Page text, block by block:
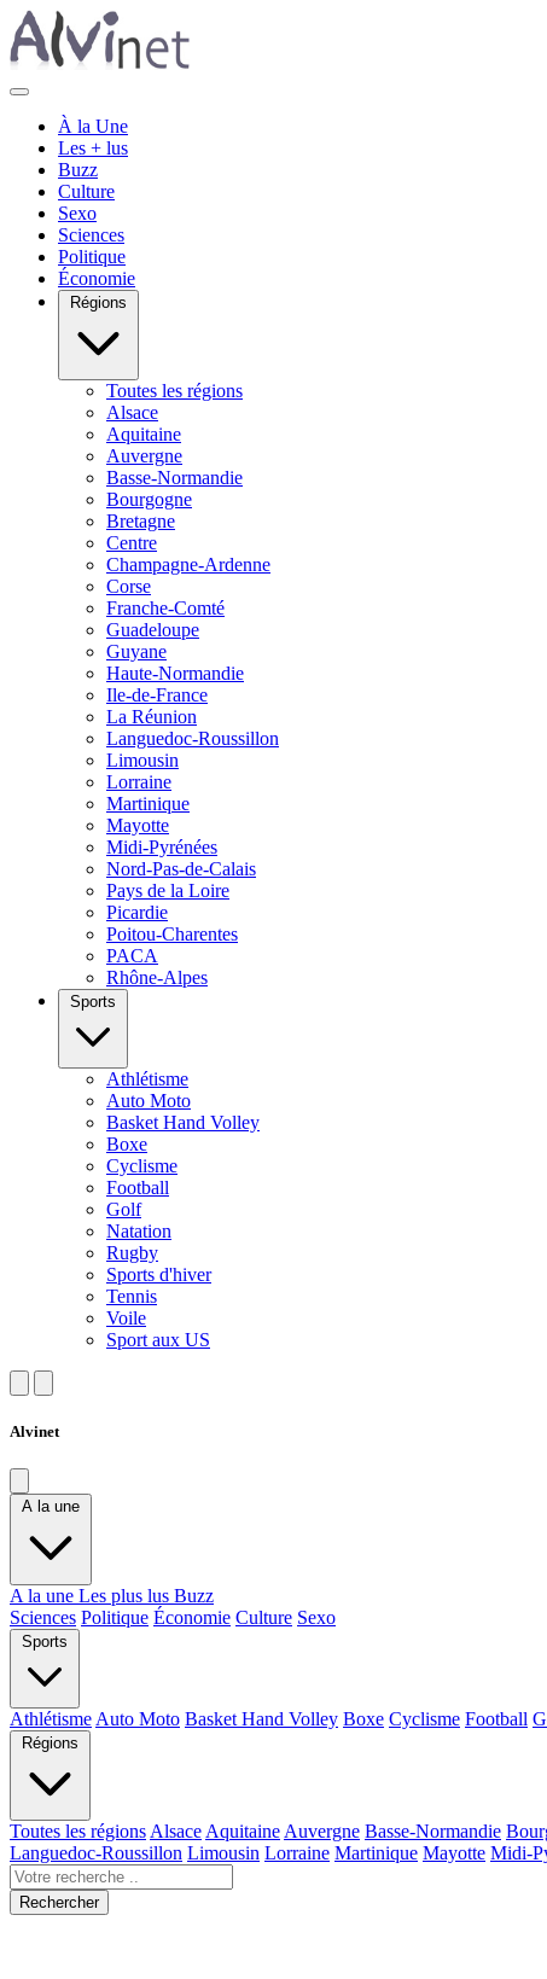
À la Une
Les + lus
Buzz
Culture
Sexo
Sciences
Politique
Économie
Régions
Toutes les régions
Alsace
Aquitaine
Auvergne
Basse-Normandie
Bourgogne
Bretagne
Centre
Champagne-Ardenne
Corse
Franche-Comté
Guadeloupe
Guyane
Haute-Normandie
Ile-de-France
La Réunion
Languedoc-Roussillon
Limousin
Lorraine
Martinique
Mayotte
Midi-Pyrénées
Nord-Pas-de-Calais
Pays de la Loire
Picardie
Poitou-Charentes
PACA
Rhône-Alpes
Sports
Athlétisme
Auto Moto
Basket Hand Volley
Boxe
Cyclisme
Football
Golf
Natation
Rugby
Sports d'hiver
Tennis
Voile
Sport aux US
Alvinet
A la une
A la une Les plus lus Buzz
Sciences Politique Économie Culture Sexo
Sports
Athlétisme Auto Moto Basket Hand Volley Boxe Cyclisme Football
Régions
Toutes les régions Alsace Aquitaine Auvergne Basse-Normandie
Languedoc-Roussillon Limousin Lorraine Martinique Mayotte Midi-
Rechercher